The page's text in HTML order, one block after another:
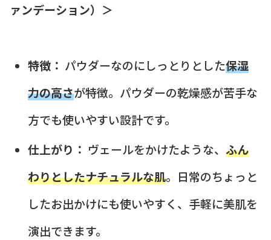
ァンデーション）＞
特徴： パウダーなのにしっとりとした保湿
力の高さが特徴。パウダーの乾燥感が苦手な
方でも使いやすい設計です。
仕上がり： ヴェールをかけたような、 ふん
わりとしたナチュラルな肌。日常のちょっと
したお出かけにも使いやすく、手軽に美肌を
演出できます。